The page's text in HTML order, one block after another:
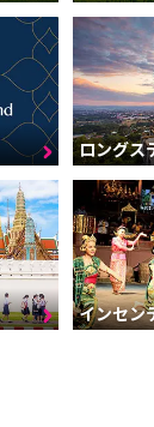
ロングス
インセン